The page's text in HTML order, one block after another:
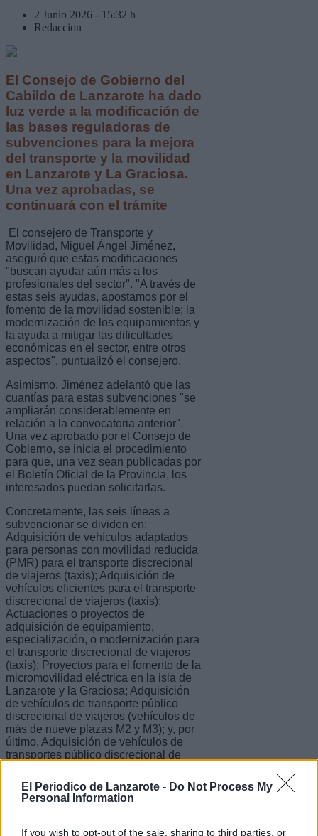
El Periodico de Lanzarote - Do Not Process My
Personal Information
If you wish to opt-out of the sale, sharing to third parties, or
2 Junio 2026 - 15:32 h
Redaccion
El Consejo de Gobierno del
Cabildo de Lanzarote ha dado
luz verde a la modificación de
las bases reguladoras de
subvenciones para la mejora
del transporte y la movilidad
en Lanzarote y La Graciosa.
Una vez aprobadas, se
continuará con el trámite
El consejero de Transporte y
Movilidad, Miguel Ángel Jiménez,
aseguró que estas modificaciones
"buscan ayudar aún más a los
profesionales del sector". "A través de
estas seis ayudas, apostamos por el
fomento de la movilidad sostenible; la
modernización de los equipamientos y
la ayuda a mitigar las dificultades
económicas en el sector, entre otros
aspectos", puntualizó el consejero.
Asimismo, Jiménez adelantó que las
cuantías para estas subvenciones "se
ampliarán considerablemente en
relación a la convocatoria anterior".
Una vez aprobado por el Consejo de
Gobierno, se inicia el procedimiento
para que, una vez sean publicadas por
el Boletín Oficial de la Provincia, los
interesados puedan solicitarlas.
Concretamente, las seis líneas a
subvencionar se dividen en:
Adquisición de vehículos adaptados
para personas con movilidad reducida
(PMR) para el transporte discrecional
de viajeros (taxis); Adquisición de
vehículos eficientes para el transporte
discrecional de viajeros (taxis);
Actuaciones o proyectos de
adquisición de equipamiento,
especialización, o modernización para
el transporte discrecional de viajeros
(taxis); Proyectos para el fomento de la
micromovilidad eléctrica en la isla de
Lanzarote y la Graciosa; Adquisición
de vehículos de transporte público
discrecional de viajeros (vehículos de
más de nueve plazas M2 y M3); y, por
último, Adquisición de vehículos de
transportes público discrecional de
El plazo para la presentación de
solicitudes será de treinta días
publicación de la convocatoria en el